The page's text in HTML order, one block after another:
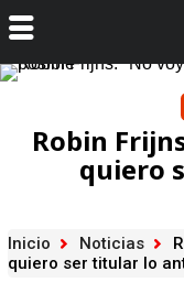
Robin
quiero
Inicio Noticias
quiero ser titular lo